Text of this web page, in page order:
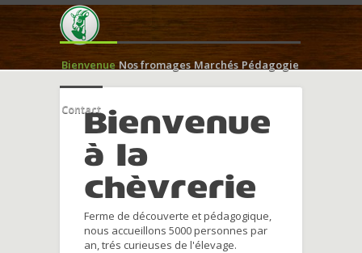
Bienvenue Nos fromages Marchés Pédagogie
ContactBienvenue
à la
chèvrerie
Ferme de découverte et pédagogique,
nous accueillons 5000 personnes par
an, trés curieuses de l'élevage.